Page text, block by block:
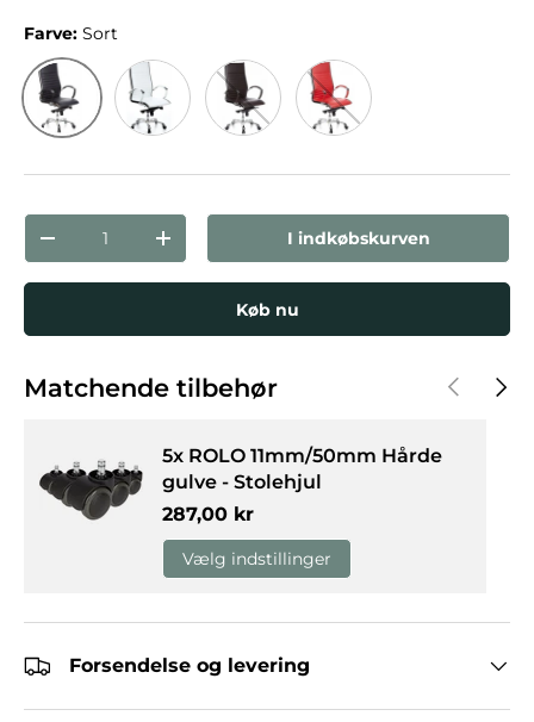
Farve: Sort
Reducer mængdenForøg mængdenI indkøbskurven
Køb nu
Matchende tilbehør Forrige
5x ROLO 11mm/50mm Hårde
gulve - Stolehjul
Normalpris
287,00 kr
Vælg indstillinger
Forsendelse og levering